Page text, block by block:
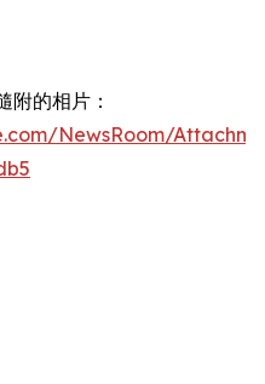
附的相片：
NewsRoom/